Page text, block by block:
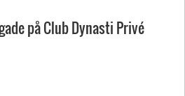
på Club Dynasti Privé